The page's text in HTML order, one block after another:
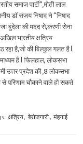
समाज पार्टी”,मोती लाल
डॉ संजय निषाद ने “निषाद
बुंदेला की मदद से,करणी सेना
भारतीय क्षत्रिय
रहा है,जो की बिल्कुल गलत है l
है l फिलहाल, लोकसभा
उत्तर प्रदेश की ,8 लोकसभा
परिणाम चौकाने वाले हो सकते
क्षत्रिय, बेरोजगारी, मंहगाई